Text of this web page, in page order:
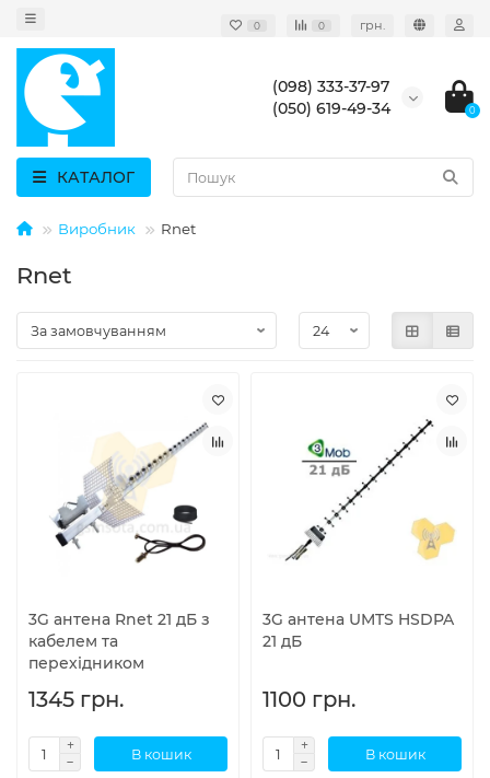
0 0 грн.
(098) 333-37-97
(050) 619-49-34
0
КАТАЛОГ
Виробник Rnet
Rnet
3G антена Rnet 21 дБ з
кабелем та
перехідником
1345 грн.
В кошик
3G антена UMTS HSDPA
21 дБ
1100 грн.
В кошик